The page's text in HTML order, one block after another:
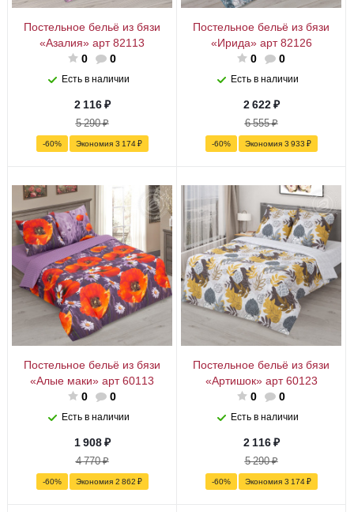
Постельное бельё из бязи
«Азалия» арт 82113
0
0
Есть в наличии
2 116₽
5 290₽
-60% Экономия 3 174₽
Постельное бельё из бязи
«Ирида» арт 82126
0
0
Есть в наличии
2 622₽
6 555₽
-60% Экономия 3 933 ₽
Постельное бельё из бязи
«Алые маки» арт 60113
0
0
Есть в наличии
1 908₽
4 770₽
-60% Экономия 2 862 ₽
Постельное бельё из бязи
«Артишок» арт 60123
0
0
Есть в наличии
2 116₽
5 290₽
-60% Экономия 3 174₽